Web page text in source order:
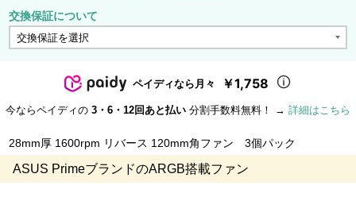
交換保証について
ペイディなら月々 ￥1,758
今ならペイディの 3・6・12回あと払い 分割手数料無料！ → 詳細はこちら
28mm厚 1600rpm リバース 120mm角ファン 3個パック
ASUS PrimeブランドのARGB搭載ファン